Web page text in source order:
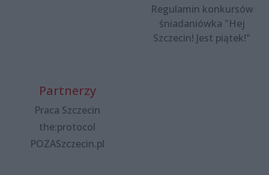
Regulamin konkursów
śniadaniówka "Hej
Szczecin! Jest piątek!"
Partnerzy
Praca Szczecin
the:protocol
POZASzczecin.pl